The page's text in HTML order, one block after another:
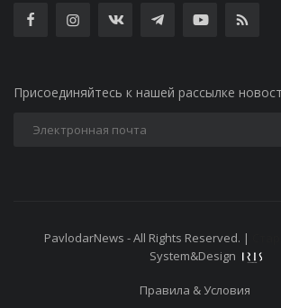
Присоединяйтесь к нашей рассылке
PavlodarNews - All Rights Reserved. |
System&Design
Правила & Условия